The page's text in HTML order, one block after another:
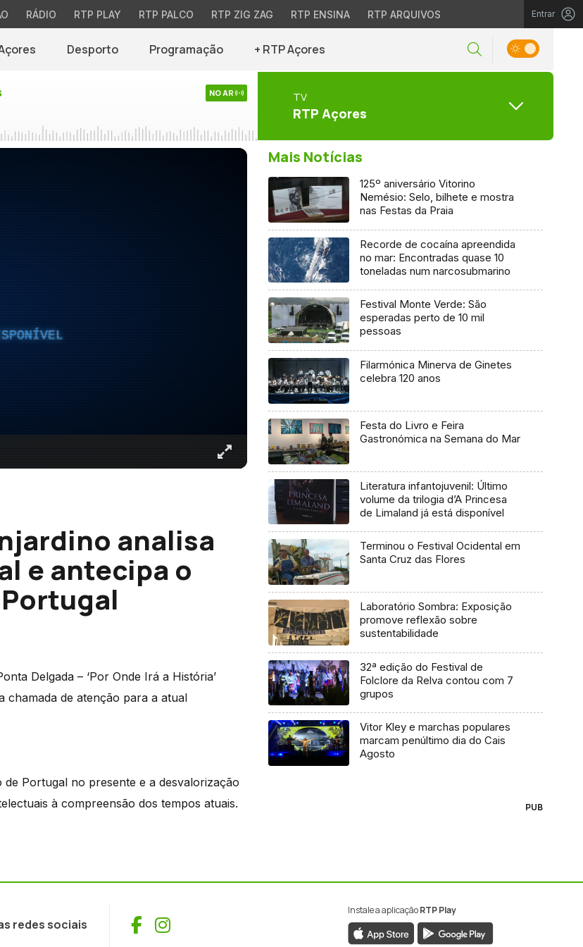
RÁDIO RTP PLAY RTP PALCO RTP ZIG ZAG RTP ENSINA RTP ARQUIVOS Entrar
Desporto Programação + RTP Açores
NO AR TV
RTP Açores
analisa
e antecipa o
Delgada – ‘Por Onde Irá a História’
chamada de atenção para a atual
Portugal no presente e a desvalorização
à compreensão dos tempos atuais.
Mais Notícias
125º aniversário Vitorino
Nemésio: Selo, bilhete e mostra
nas Festas da Praia
Recorde de cocaína apreendida
no mar: Encontradas quase 10
toneladas num narcosubmarino
Festival Monte Verde: São
esperadas perto de 10 mil
pessoas
Filarmónica Minerva de Ginetes
celebra 120 anos
Festa do Livro e Feira
Gastronómica na Semana do Mar
Literatura infantojuvenil: Último
volume da trilogia d’A Princesa
de Limaland já está disponível
Terminou o Festival Ocidental em
Santa Cruz das Flores
Laboratório Sombra: Exposição
promove reflexão sobre
sustentabilidade
32ª edição do Festival de
Folclore da Relva contou com 7
grupos
Vitor Kley e marchas populares
marcam penúltimo dia do Cais
Agosto
PUB
redes sociais Facebook
Instagram
Instale a aplicaçãoRTP Play